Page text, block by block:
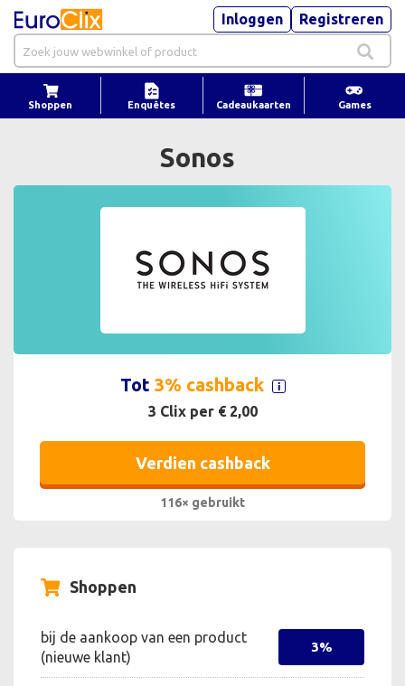
Inloggen Registreren
Shoppen Enquêtes Cadeaukaarten Games
Sonos
Tot 3% cashback
3 Clix per € 2,00
Verdien cashback
116× gebruikt
Shoppen
bij de aankoop van een product
(nieuwe klant)
3%